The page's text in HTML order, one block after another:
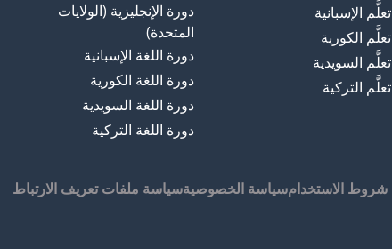
تعلَّم الإسبانية
تعلَّم الكورية
تعلَّم السويدية
تعلَّم التركية
دورة الإنجليزية (الولايات
المتحدة)
دورة اللغة الإسبانية
دورة اللغة الكورية
دورة اللغة السويدية
دورة اللغة التركية
شروط الاستخدامسياسة الخصوصيةسياسة ملفات تعريف الارتباط